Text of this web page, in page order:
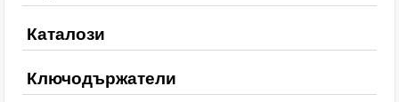
Каталози
Ключодържатели